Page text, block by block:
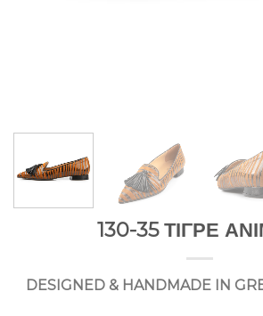
130-35 ΤΙΓΡΕ
DESIGNED & HANDMADE IN